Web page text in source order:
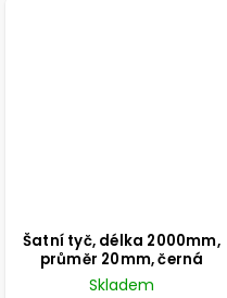
Šatní tyč, délka 2000mm,
průměr 20mm, černá
Skladem